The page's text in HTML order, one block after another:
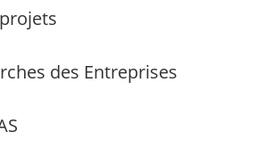
des Entreprises